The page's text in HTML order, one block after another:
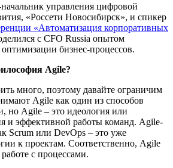
начальник управления цифровой
«Россети Новосибирск», и спикер
«Автоматизация корпоративных
с CFO Russia опытом
бизнес-процессов.
Agile?
много, поэтому давайте ограничим
Agile как один из способов
но Agile – это идеология или
и эффективной работы команд. Agile-
Scrum или DevOps – это уже
к проектам. Соответственно, Agile
с процессами.